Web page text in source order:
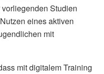
Studien
eines aktiven
mit
mit digitalem Training